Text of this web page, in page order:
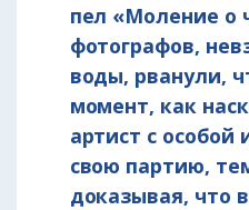
пел «Моление о
фотографов,
воды, рванули,
момент, как
артист с особой
свою партию,
доказывая, что